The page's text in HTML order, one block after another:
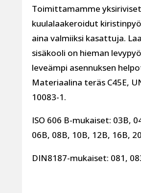
Toimittamamme yksiriviset
kuulalaakeroidut
aina valmiiksi kasattuja.
sisäkooli on hieman
leveämpi asennuksen
Materiaalina teräs C45E,
10083-1.
ISO 606 B-mukaiset: 03B,
06B, 08B, 10B, 12B, 16B,
DIN8187-mukaiset: 081,